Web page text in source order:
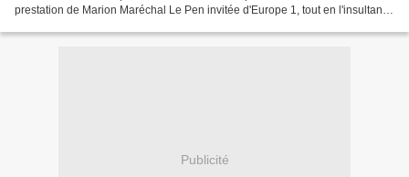
prestation de Marion Maréchal Le Pen invitée d'Europe 1, tout en l'insultant
Publicité